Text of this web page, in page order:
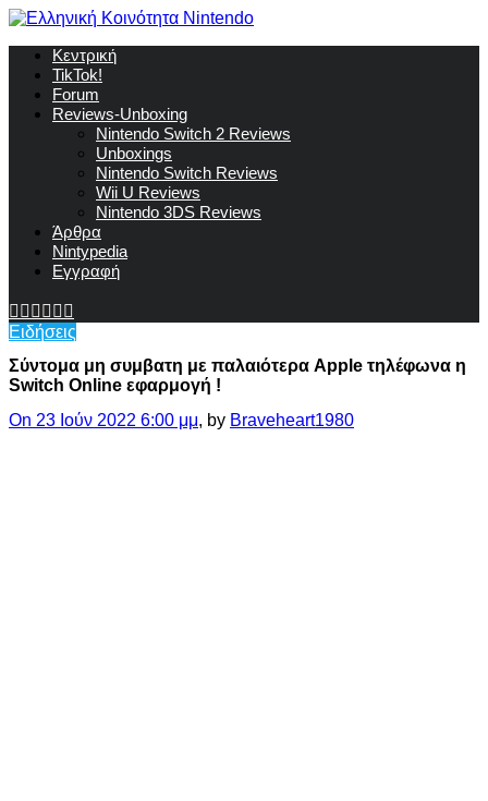
Κεντρική
TikTok!
Forum
Reviews-Unboxing
Nintendo Switch 2 Reviews
Unboxings
Nintendo Switch Reviews
Wii U Reviews
Nintendo 3DS Reviews
Άρθρα
Nintypedia
Εγγραφή
Ειδήσεις
Σύντομα μη συμβατη με παλαιότερα Apple τηλέφωνα η
Switch Online εφαρμογή !
On 23 Ιούν 2022 6:00 μμ, by Braveheart1980